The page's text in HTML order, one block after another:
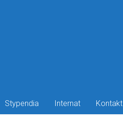
Stypendia Internat Kontakt